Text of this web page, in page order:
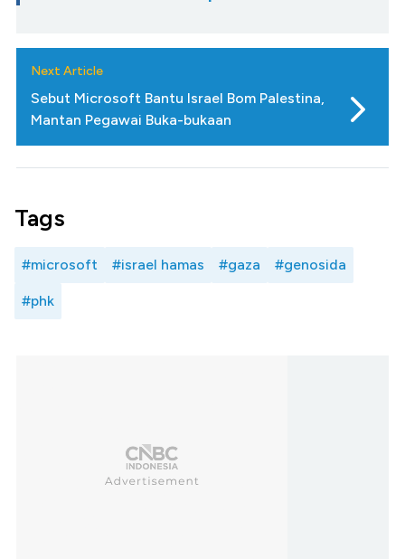
Next Article
Sebut Microsoft Bantu Israel Bom Palestina,
Mantan Pegawai Buka-bukaan
Tags
#microsoft #israel hamas #gaza #genosida
#phk